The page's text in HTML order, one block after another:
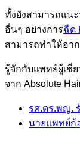
ทั้งยังสามารถแน
อื่นๆ อย่างการฉีด
สามารถทำให้อา
รู้จักกับแพทย์ผู้เชี่
จาก Absolute
รศ.ดร.พญ.
นายแพทย์ก้